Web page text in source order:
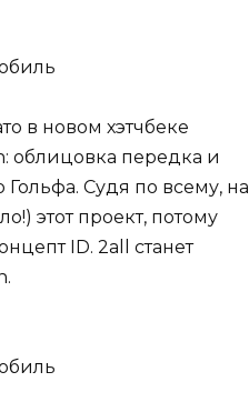
в новом хэтчбеке
облицовка передка и
Судя по всему, на
этот проект, потому
ID. 2all станет